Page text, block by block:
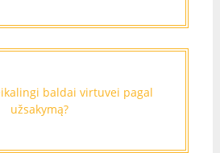
baldai virtuvei pagal
užsakymą?